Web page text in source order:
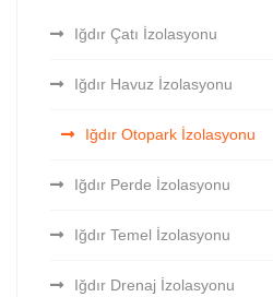
Iğdır Çatı İzolasyonu
Iğdır Havuz İzolasyonu
Iğdır Otopark İzolasyonu
Iğdır Perde İzolasyonu
Iğdır Temel İzolasyonu
Iğdır Drenaj İzolasyonu